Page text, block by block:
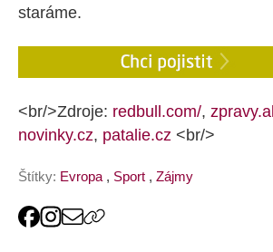
staráme.
<br/>Zdroje: redbull.com/,
novinky.cz, patalie.cz <br/>
Štítky: Evropa , Sport , Zájmy